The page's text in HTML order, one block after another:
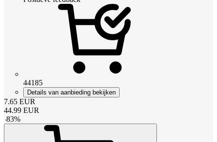
44185
Details van aanbieding bekijken
7.65 EUR
44.99 EUR
-83%